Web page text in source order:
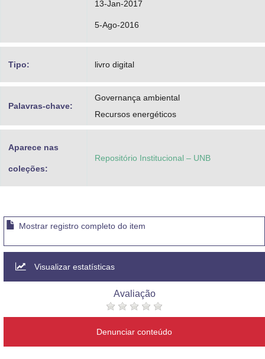
13-Jan-2017
5-Ago-2016
Tipo: livro digital
Palavras-chave:
Governança ambiental
Recursos energéticos
Aparece nas
coleções:
Repositório Institucional – UNB
Mostrar registro completo do item
Visualizar estatísticas
Avaliação
Denunciar conteúdo